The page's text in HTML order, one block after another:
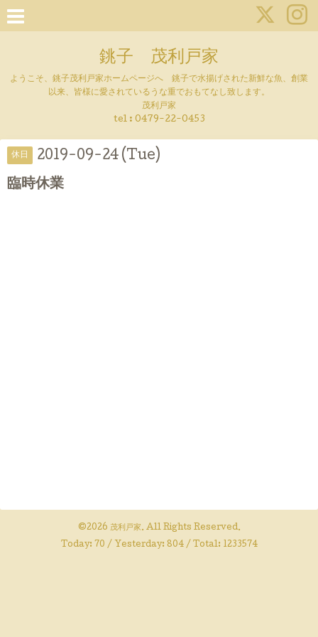
銚子 茂利戸家
ようこそ、銚子茂利戸家ホームページへ 銚子で水揚げされた新鮮な魚、創業
以来、皆様に愛されているうな重でおもてなし致します。
茂利戸家
tel : 0479-22-0453
休日 2019-09-24 (Tue)
臨時休業
©2026 茂利戸家. All Rights Reserved.
Today: 70 / Yesterday: 804/ Total: 1233574